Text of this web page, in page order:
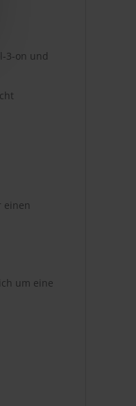
3-on und
einen
um eine